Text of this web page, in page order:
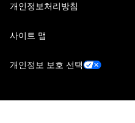
개인정보처리방침
사이트 맵
개인정보 보호 선택